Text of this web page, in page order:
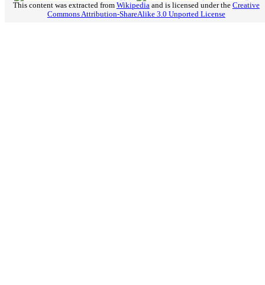
This content was extracted from Wikipedia and is licensed under the Creative
Commons Attribution-ShareAlike 3.0 Unported License